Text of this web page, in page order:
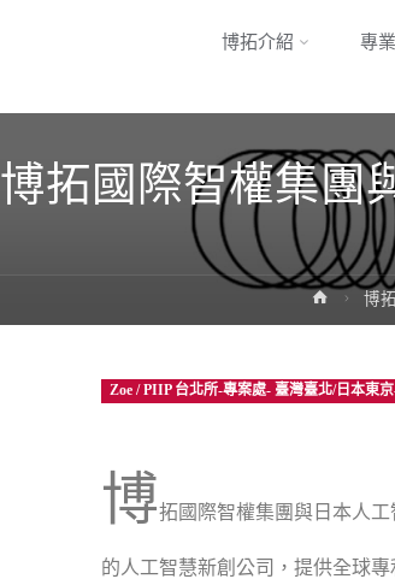
博拓介紹 專
博拓國際智權集團
博
Zoe / PIIP 台北所-專案處- 臺灣臺北/日本東
博拓國際智權集團與日本人
的人工智慧新創公司，提供全球